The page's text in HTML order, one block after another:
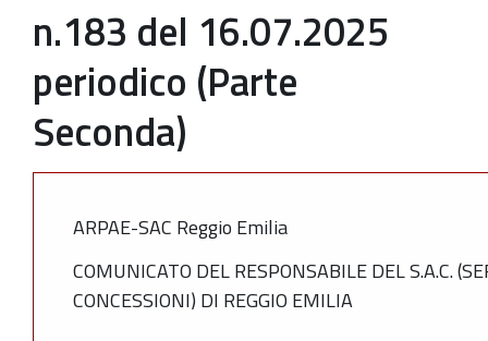
n.183 del 16.07.2025
periodico (Parte
Seconda)
ARPAE-SAC Reggio Emilia
COMUNICATO DEL RESPONSABILE DEL S.A.C.
CONCESSIONI) DI REGGIO EMILIA